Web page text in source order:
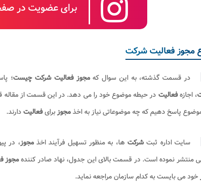
برای عضویت در
مجوز فعالیت شرکت
در قسمت گذشته، به این سوال کهمجوز فعالیت شرکت چیست؛
، اجازهفعالیت در حیطه موضوع خود را می دهد. در این قسمت از مقاله
پاسخ دهیم که چه موضوعاتی نیاز به اخذمجوزبرایفعالیتدارند.
سایت اداره ثبت شرکت ها، به منظور تسهیل فرآیند اخذمجوز، در
منتشر نموده است. در قسمت بالای این جدول، نهاد صادر کنندهمجوز
خود می بایست به کدام سازمان مراجعه نماید.